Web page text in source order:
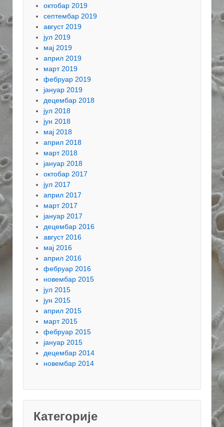
октобар 2019
септембар 2019
август 2019
јул 2019
мај 2019
април 2019
март 2019
фебруар 2019
јануар 2019
децембар 2018
јул 2018
јун 2018
мај 2018
април 2018
март 2018
јануар 2018
октобар 2017
јул 2017
април 2017
март 2017
јануар 2017
децембар 2016
август 2016
мај 2016
април 2016
фебруар 2016
новембар 2015
јул 2015
јун 2015
април 2015
март 2015
фебруар 2015
јануар 2015
децембар 2014
новембар 2014
Категорије